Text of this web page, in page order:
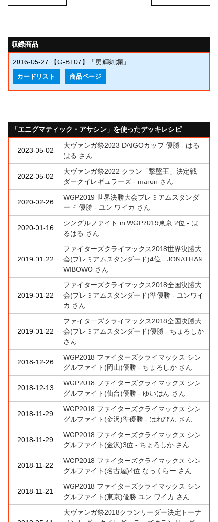
収録商品
2016-05-27 【G-BT07】「勇輝剣爛」
カードリスト 商品ページ
「エニグマティック・アサシン」を使ったデッキレシピ
2023-05-02
大ヴァンガ祭2023 DAIGOカップ 優勝 - はる
はる さん
2022-05-02
大ヴァンガ祭2022 クラン「撃墜王」決定戦！
ダークイレギュラーズ - maron さん
2020-02-26
WGP2019 世界決勝大会プレミアムスタンダ
ード 優勝 - ユン ワイカ さん
2020-01-16
シングルファイト in WGP2019東京 2位 - は
るはる さん
2019-01-22
ファイターズクライマックス2018世界決勝大
会(プレミアムスタンダード)4位 - JONATHAN
WIBOWO さん
2019-01-22
ファイターズクライマックス2018全国決勝大
会(プレミアムスタンダード)準優勝 - ユンワイ
カ さん
2019-01-22
ファイターズクライマックス2018全国決勝大
会(プレミアムスタンダード)優勝 - ちょろしか
さん
2018-12-26
WGP2018 ファイターズクライマックス シン
グルファイト(岡山)優勝 - ちょろしか さん
2018-12-13
WGP2018 ファイターズクライマックス シン
グルファイト(仙台)優勝 - ゆいはん さん
2018-11-29
WGP2018 ファイターズクライマックス シン
グルファイト(金沢)準優勝 - はれぴん さん
2018-11-29
WGP2018 ファイターズクライマックス シン
グルファイト(金沢)3位 - ちょろしか さん
2018-11-22
WGP2018 ファイターズクライマックス シン
グルファイト(名古屋)4位 なっくらー さん
2018-11-21
WGP2018 ファイターズクライマックス シン
グルファイト(東京)優勝 ユン ワイカ さん
大ヴァンガ祭2018クランリーダー決定トーナ